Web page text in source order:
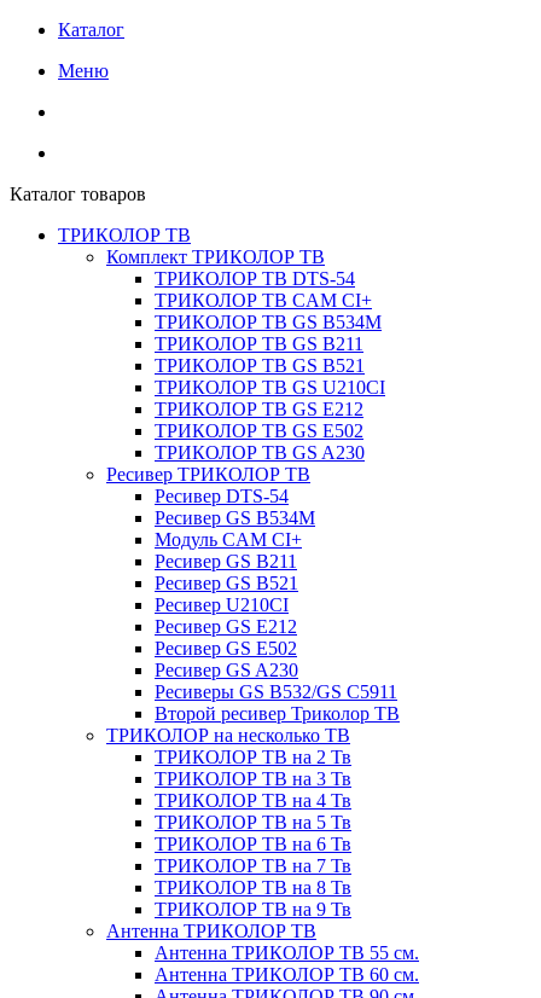
Каталог
Меню
Каталог товаров
ТРИКОЛОР ТВ
Комплект ТРИКОЛОР ТВ
ТРИКОЛОР ТВ DTS-54
ТРИКОЛОР ТВ CAM CI+
ТРИКОЛОР ТВ GS B534M
ТРИКОЛОР ТВ GS B211
ТРИКОЛОР ТВ GS B521
ТРИКОЛОР ТВ GS U210CI
ТРИКОЛОР ТВ GS E212
ТРИКОЛОР ТВ GS E502
ТРИКОЛОР ТВ GS A230
Ресивер ТРИКОЛОР ТВ
Ресивер DTS-54
Ресивер GS B534M
Модуль CAM CI+
Ресивер GS B211
Ресивер GS B521
Ресивер U210CI
Ресивер GS E212
Ресивер GS E502
Ресивер GS A230
Ресиверы GS B532/GS C5911
Второй ресивер Триколор ТВ
ТРИКОЛОР на несколько ТВ
ТРИКОЛОР ТВ на 2 Тв
ТРИКОЛОР ТВ на 3 Тв
ТРИКОЛОР ТВ на 4 Тв
ТРИКОЛОР ТВ на 5 Тв
ТРИКОЛОР ТВ на 6 Тв
ТРИКОЛОР ТВ на 7 Тв
ТРИКОЛОР ТВ на 8 Тв
ТРИКОЛОР ТВ на 9 Тв
Антенна ТРИКОЛОР ТВ
Антенна ТРИКОЛОР ТВ 55 см.
Антенна ТРИКОЛОР ТВ 60 см.